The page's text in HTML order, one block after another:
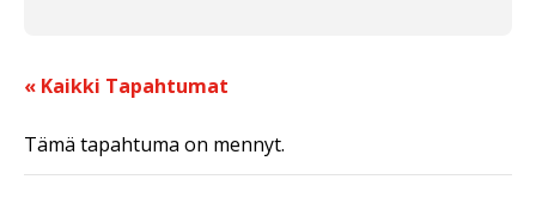
« Kaikki Tapahtumat
Tämä tapahtuma on mennyt.